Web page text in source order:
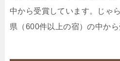
中から受賞しています。じゃ
県（600件以上の宿）の中から